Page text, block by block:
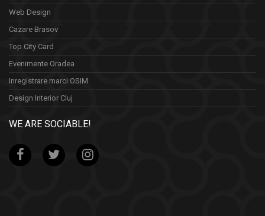
Web Design
Cazare Brasov
Top City Card
Evenimente Oradea
Inregistrare marci OSIM
Design Interior Cluj
WE ARE SOCIABLE!